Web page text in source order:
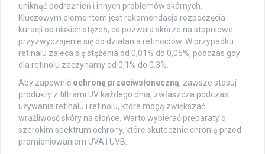
uniknąć podrażnień i innych problemów skórnych.
Kluczowym elementem jest rekomendacja rozpoczęcia
kuracji od niskich stężeń, co pozwala skórze na stopniowe
przyzwyczajenie się do działania retinoidów. W przypadku
retinalu zaleca się stężenia od 0,01% do 0,05%, podczas gdy
dla retinolu zaczynamy od 0,1% do 0,3%.
Aby zapewnić ochronę przeciwsłoneczną, zawsze stosuj
produkty z filtrami UV każdego dnia, zwłaszcza podczas
używania retinalu i retinolu, które mogą zwiększać
wrażliwość skóry na słońce. Warto wybierać preparaty o
szerokim spektrum ochrony, które skutecznie chronią przed
promieniowaniem UVA i UVB.